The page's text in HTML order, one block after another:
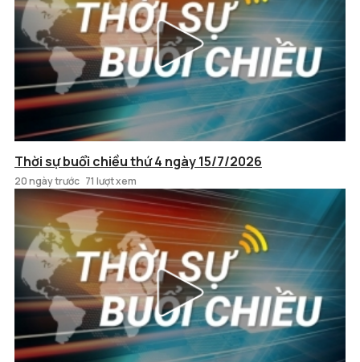
Thời sự buổi chiều thứ 4 ngày 15/7/2026
20 ngày trước 71 lượt xem